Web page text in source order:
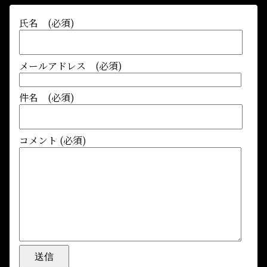
氏名 (必須)
メールアドレス (必須)
件名 (必須)
コメント (必須)